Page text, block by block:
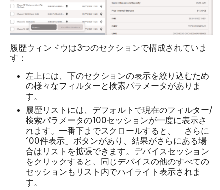
履歴ウィンドウは3つのセクションで構成されていま
す：
左上には、下のセクションの表示を絞り込むため
の様々なフィルターと検索パラメータがありま
す。
履歴リストには、デフォルトで現在のフィルター/
検索パラメータの100セッションが一度に表示さ
れます。一番下までスクロールすると、「さらに
100件表示」ボタンがあり、結果がさらにある場
合はリストを拡張できます。デバイスセッション
をクリックすると、同じデバイスの他のすべての
セッションもリスト内でハイライト表示されま
す。